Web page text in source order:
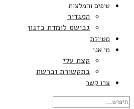
טיפים והמלצות
המגדיר
גבישס לומדת בדנון
מטיילת
מי אני
קצת עלי
בתקשורת וברשת
צרו קשר